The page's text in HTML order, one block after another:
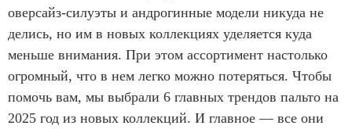
оверсайз-силуэты и андрогинные модели никуда не
делись, но им в новых коллекциях уделяется куда
меньше внимания. При этом ассортимент настолько
огромный, что в нем легко можно потеряться. Чтобы
помочь вам, мы выбрали 6 главных трендов пальто на
2025 год из новых коллекций. И главное — все они